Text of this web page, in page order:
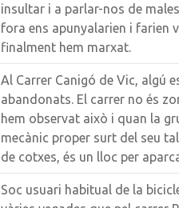
insultar i a parlar-nos de
fora ens apunyalarien i farien
finalment hem marxat.
Al Carrer Canigó de Vic, algú
abandonats. El carrer no és
hem observat això i quan la
mecànic proper surt del seu
de cotxes, és un lloc per
Soc usuari habitual de la